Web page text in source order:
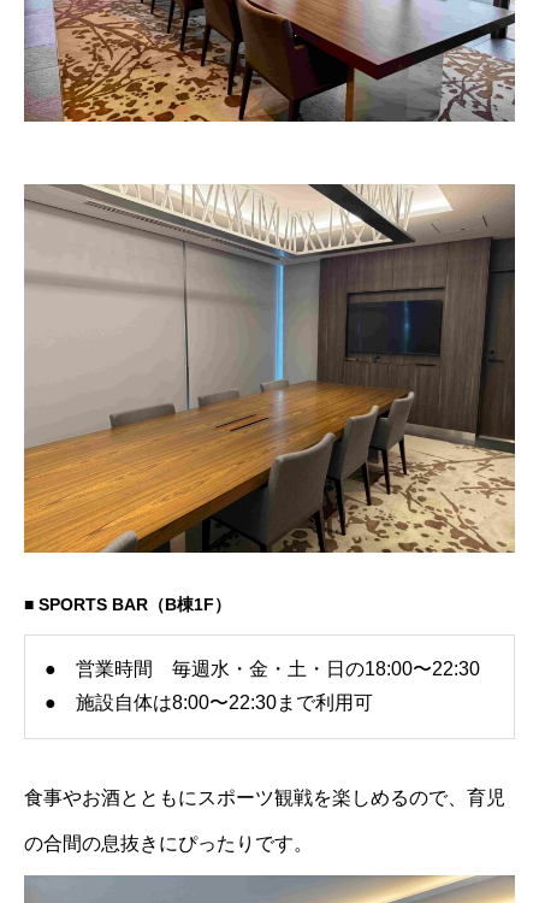
■ SPORTS BAR（B棟1F）
● 営業時間 毎週水・金・土・日の18:00〜22:30
● 施設自体は8:00〜22:30まで利用可
食事やお酒とともにスポーツ観戦を楽しめるので、育児
の合間の息抜きにぴったりです。